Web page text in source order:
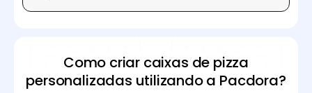
Como criar caixas de pizza
personalizadas utilizando a Pacdora?